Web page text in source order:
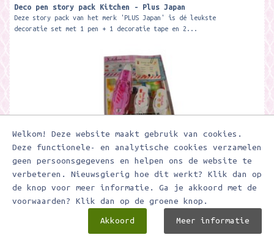
Welkom! Deze website maakt gebruik van cookies.
Deze functionele- en analytische cookies verzamelen
geen persoonsgegevens en helpen ons de website te
verbeteren. Nieuwsgierig hoe dit werkt? Klik dan op
de knop voor meer informatie. Ga je akkoord met de
voorwaarden? Klik dan op de groene knop.
Akkoord Meer informatie
Deco pen story pack Kitchen - Plus Japan
Deze story pack van het merk 'PLUS Japan' is dé leukste
decoratie set met 1 pen + 1 decoratie tape en 2...
€ 11,95 € 5,98
In winkelwagen
Toevoegen aan verlanglijstje